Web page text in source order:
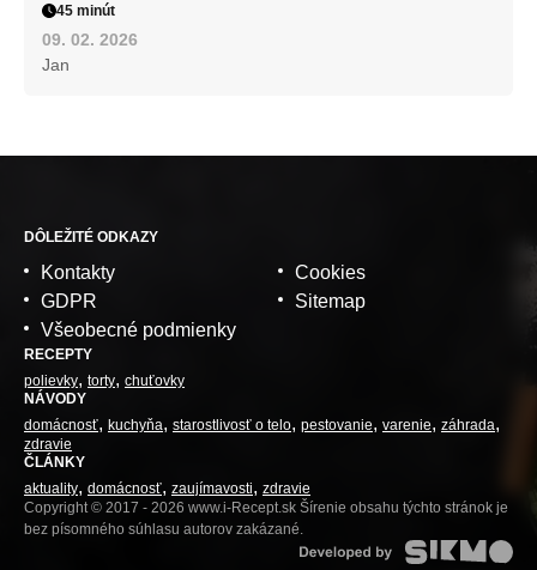
45 minút
09. 02. 2026
Jan
DÔLEŽITÉ ODKAZY
Kontakty
GDPR
Všeobecné podmienky
Cookies
Sitemap
RECEPTY
polievky torty chuťovky
NÁVODY
domácnosť
kuchyňa starostlivosť o telo pestovanie varenie
záhrada
zdravie
ČLÁNKY
aktuality domácnosť zaujímavosti
zdravie
Copyright © 2017 - 2026 www.i-Recept.sk Šírenie obsahu týchto stránok je
bez písomného súhlasu autorov zakázané.